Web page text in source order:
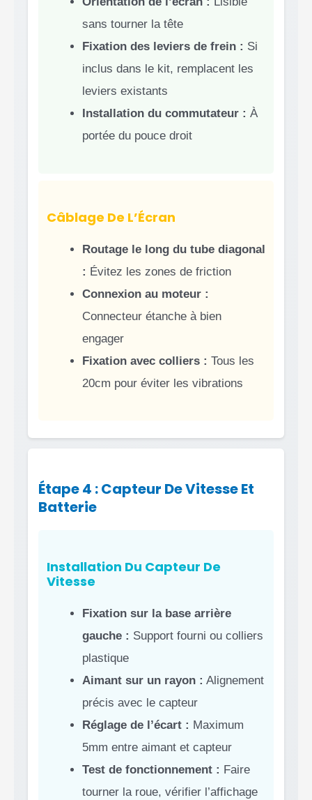
sans tourner la tête
Fixation des leviers de frein : Si
inclus dans le kit, remplacent les
leviers existants
Installation du commutateur : À
portée du pouce droit
Câblage De L’Écran
Routage le long du tube diagonal
: Évitez les zones de friction
Connexion au moteur :
Connecteur étanche à bien
engager
Fixation avec colliers : Tous les
20cm pour éviter les vibrations
Étape 4 : Capteur De Vitesse Et
Batterie
Installation Du Capteur De
Vitesse
Fixation sur la base arrière
gauche : Support fourni ou colliers
plastique
Aimant sur un rayon : Alignement
précis avec le capteur
Réglage de l’écart : Maximum
5mm entre aimant et capteur
Test de fonctionnement : Faire
tourner la roue, vérifier l’affichage